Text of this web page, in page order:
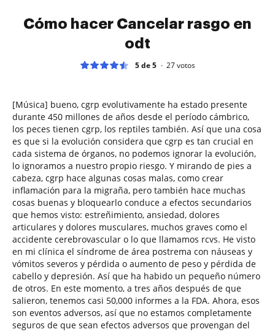
Cómo hacer Cancelar rasgo en
odt
5 de 5 27votos
[Música] bueno, cgrp evolutivamente ha estado presente
durante 450 millones de años desde el período cámbrico,
los peces tienen cgrp, los reptiles también. Así que una cosa
es que si la evolución considera que cgrp es tan crucial en
cada sistema de órganos, no podemos ignorar la evolución,
lo ignoramos a nuestro propio riesgo. Y mirando de pies a
cabeza, cgrp hace algunas cosas malas, como crear
inflamación para la migraña, pero también hace muchas
cosas buenas y bloquearlo conduce a efectos secundarios
que hemos visto: estreñimiento, ansiedad, dolores
articulares y dolores musculares, muchos graves como el
accidente cerebrovascular o lo que llamamos rcvs. He visto
en mi clínica el síndrome de área postrema con náuseas y
vómitos severos y pérdida o aumento de peso y pérdida de
cabello y depresión. Así que ha habido un pequeño número
de otros. En este momento, a tres años después de que
salieron, tenemos casi 50,000 informes a la FDA. Ahora, esos
son eventos adversos, así que no estamos completamente
seguros de que sean efectos adversos que provengan del